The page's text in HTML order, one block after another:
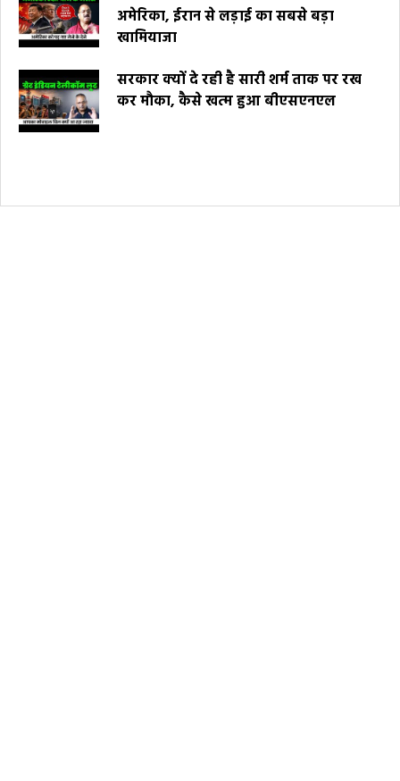
अमेरिका, ईरान से लड़ाई का सबसे बड़ा
खामियाजा
सरकार क्यों दे रही है सारी शर्म ताक पर रख
कर मौका, कैसे खत्म हुआ बीएसएनएल